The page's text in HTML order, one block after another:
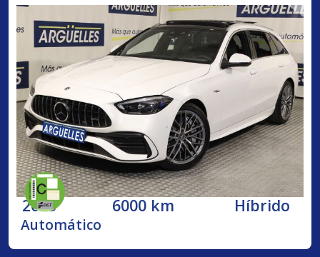
2023 6000 km Híbrido
Automático